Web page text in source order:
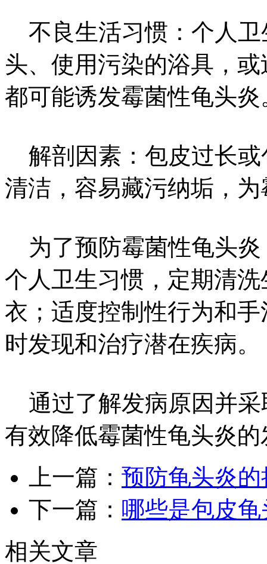
不良生活习惯：个人卫
头、使用污染的浴具，
都可能诱发霉菌性龟头炎
解剖因素：包皮过长或
清洁，容易藏污纳垢，
为了预防霉菌性龟头炎
个人卫生习惯，定期清
衣；适度控制性行为和
时发现和治疗潜在疾病。
通过了解发病原因并采
有效降低霉菌性龟头炎
上一篇： 预防龟头炎
下一篇： 哪些是包皮
相关文章